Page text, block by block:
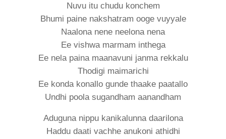
Nuvu itu chudu konchem
Bhumi paine nakshatram ooge vuyyale
Naalona nene neelona nena
Ee vishwa marmam inthega
Ee nela paina maanavuni janma rekkalu
Thodigi maimarichi
Ee konda konallo gunde thaake paatallo
Undhi poola sugandham aanandham
Aduguna nippu kanikalunna daarilona
Haddu daati vachhe anukoni athidhi